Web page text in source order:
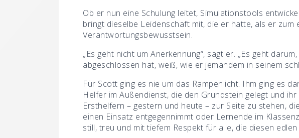
Ob er nun eine Schulung leitet, Simulationstools
bringt dieselbe Leidenschaft mit, die er hatte, als er
Verantwortungsbewusstsein.
„Es geht nicht um Anerkennung“, sagt er. „Es geht
abgeschlossen hat, weiß, wie er jemandem in seinem
Für Scott ging es nie um das Rampenlicht. Ihm ging es
Helfer im Außendienst, die den Grundstein gelegt und
Ersthelfern – gestern und heute – zur Seite zu stehen,
einen Einsatz entgegennimmt oder Lernende im
still, treu und mit tiefem Respekt für alle, die diesen edlen